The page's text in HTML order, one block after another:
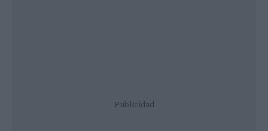
Publicidad